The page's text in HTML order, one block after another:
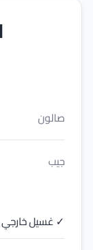
صالون
جيب
✓ غسيل خارجي